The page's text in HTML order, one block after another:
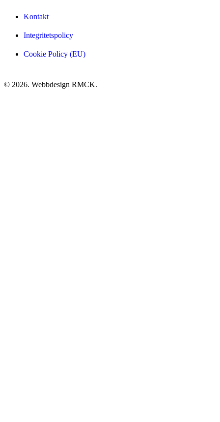
Kontakt
Integritetspolicy
Cookie Policy (EU)
© 2026. Webbdesign RMCK.